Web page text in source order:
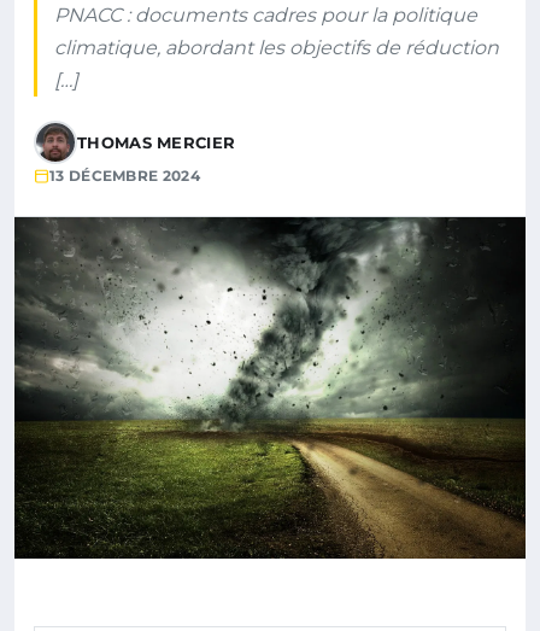
PNACC : documents cadres pour la politique
climatique, abordant les objectifs de réduction
[…]
THOMAS MERCIER
13 DÉCEMBRE 2024